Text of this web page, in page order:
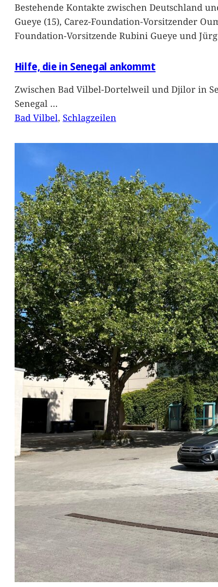
Bestehende Kontakte zwischen Deutschland
Gueye (15), Carez-Foundation-Vorsitzender
Foundation-Vorsitzende Rubini Gueye und
Hilfe, die in Senegal ankommt
Zwischen Bad Vilbel-Dortelweil und Djilor in
Senegal …
Bad Vilbel, Schlagzeilen